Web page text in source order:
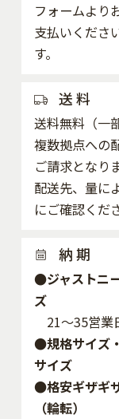
フォームより
支払いくださ
す。
送 料
送料無料（一
複数拠点への
ご請求となり
配送先、量に
にご確認くだ
納 期
●ジャストニ
ズ
21～35営業
●規格サイズ
サイズ
●格安ギザギ
（輪転）